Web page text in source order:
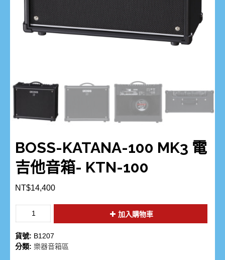
BOSS-KATANA-100 MK3 電
吉他音箱- KTN-100
NT$14,400
加入購物車
貨號: B1207
分類: 樂器音箱區